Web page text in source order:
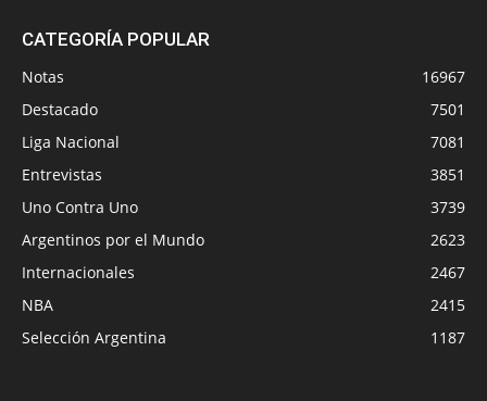
CATEGORÍA POPULAR
Notas
16967
Destacado
7501
Liga Nacional
7081
Entrevistas
3851
Uno Contra Uno
3739
Argentinos por el Mundo
2623
Internacionales
2467
NBA
2415
Selección Argentina
1187